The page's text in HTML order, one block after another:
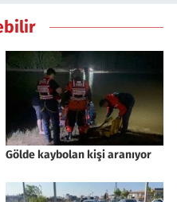
Gölde kaybolan kişi aranıyor